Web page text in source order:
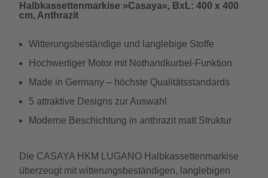
Halbkassettenmarkise »Casaya«, BxL: 400 x 400
cm, Anthrazit
Witterungsbeständige und langlebige Stoffe
Hochwertiger Motor mit Nothandkurbel-Funktion
Made in Germany – höchste Qualitätsstandards
5 attraktive Designs zur Auswahl
Moderne Beschichtung in anthrazit matt Struktur
Die CASAYA HKM LUGANO Halbkassettenmarkise
überzeugt mit witterungsbeständigen, langlebigen